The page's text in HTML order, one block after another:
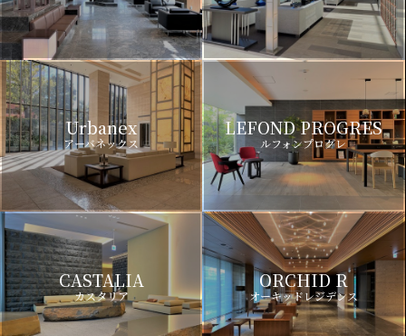
Urbanex
アーバネックス
LEFOND PROGRES
ルフォンプログレ
CASTALIA
カスタリア
ORCHID R
オーキッドレジデンス